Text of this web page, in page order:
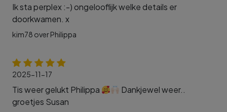
Ik sta perplex :-) ongelooflijk welke details er
doorkwamen. x
kim78 over Philippa
2025-11-17
Tis weer gelukt Philippa
Dankjewel weer..
groetjes Susan